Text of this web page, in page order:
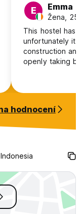
E Emma
Žena, 25-
This hostel has
unfortunately it
construction
openly taking
minutes after
hodnocení